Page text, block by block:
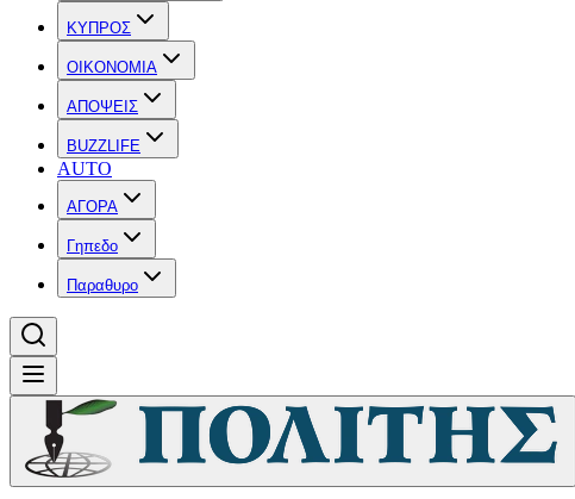
ΚΥΠΡΟΣ
OIKONOMIA
ΑΠΟΨΕΙΣ
BUZZLIFE
AUTO
ΑΓΟΡΑ
Γηπεδο
Παραθυρο